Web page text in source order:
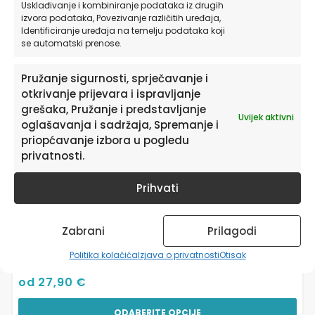
Usklađivanje i kombiniranje podataka iz drugih
izvora podataka, Povezivanje različitih uređaja,
Identificiranje uređaja na temelju podataka koji
se automatski prenose.
Pružanje sigurnosti, sprječavanje i
otkrivanje prijevara i ispravljanje
grešaka, Pružanje i predstavljanje
oglašavanja i sadržaja, Spremanje i
priopćavanje izbora u pogledu
privatnosti.
Uvijek aktivni
Prihvati
Zabrani Prilagodi
Politika kolačićaIzjava o privatnostiOtisak
Tapete za zid | Dizajnerski Mural | Grunge
Lacework Mocha
od 27,90 €
ODABERITE OPCIJE
varijanti.
Opcije
se
mogu
na
stranici
proizvoda